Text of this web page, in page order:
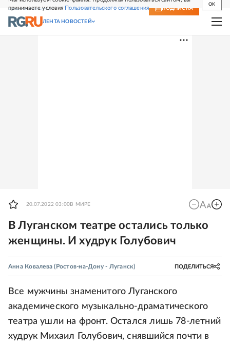
принимаете условия Пользовательского соглашения
OK
СВЕЖИЙ НОМЕР ПОДПИСКА
ЛЕНТА НОВОСТЕЙ
20.07.2022 03:00 В МИРЕ
В Луганском театре остались только
женщины. И худрук Голубович
Анна Ковалева (Ростов-на-Дону - Луганск) ПОДЕЛИТЬСЯ
Все мужчины знаменитого Луганского
академического музыкально-драматического
театра ушли на фронт. Остался лишь 78-летний
худрук Михаил Голубович, снявшийся почти в